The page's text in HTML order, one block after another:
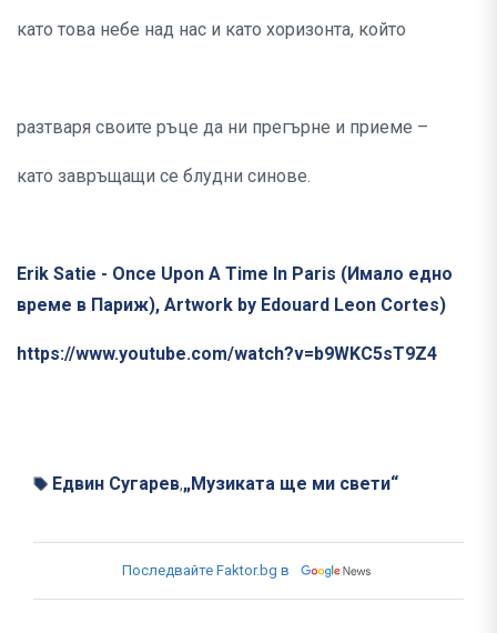
като това небе над нас и като хоризонта, който
разтваря своите ръце да ни прегърне и приеме –
като завръщащи се блудни синове.
Erik Satie - Once Upon A Time In Paris (Имало едно
време в Париж), Artwork by Edouard Leon Cortes)
https://www.youtube.com/watch?v=b9WKC5sT9Z4
Едвин Сугарев,„Музиката ще ми свети“
Последвайте Faktor.bg в